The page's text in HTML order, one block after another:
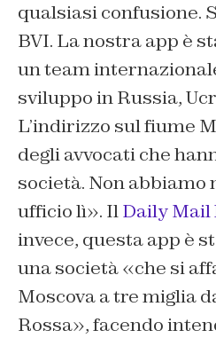
qualsiasi confusione.
BVI. La nostra app è
un team
sviluppo in Russia,
L’indirizzo sul fiume
degli avvocati che
società. Non abbiamo
ufficio lì». IlDaily
invece, questa app è
una società «che si
Moscova a tre miglia
Rossa», facendo